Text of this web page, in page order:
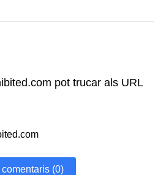
pot trucar als URL
(0)